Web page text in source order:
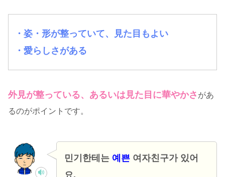
・姿・形が整っていて、見た目もよい
・愛らしさがある
外見が整っている、あるいは見た目に華やかさ があ
るのがポイントです。
민기한테는 예쁜여자친구가 있어
요.